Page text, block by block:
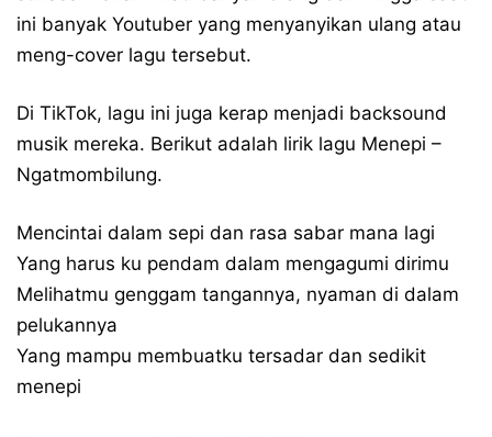
ini banyak Youtuber yang menyanyikan ulang atau
meng-cover lagu tersebut.
Di TikTok, lagu ini juga kerap menjadi backsound
musik mereka. Berikut adalah lirik lagu Menepi –
Ngatmombilung.
Mencintai dalam sepi dan rasa sabar mana lagi
Yang harus ku pendam dalam mengagumi dirimu
Melihatmu genggam tangannya, nyaman di dalam
pelukannya
Yang mampu membuatku tersadar dan sedikit
menepi